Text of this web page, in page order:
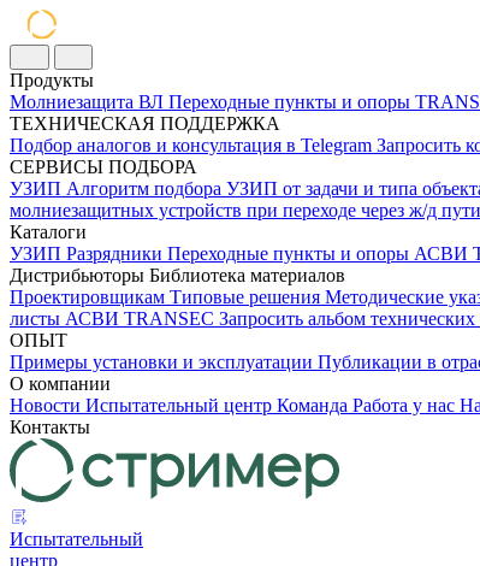
Продукты
Молниезащита ВЛ Переходные пункты и опоры
ТЕХНИЧЕСКАЯ ПОДДЕРЖКА
Подбор аналогов и консультация в Telegram Запросить
СЕРВИСЫ ПОДБОРА
УЗИП Алгоритм подбора УЗИП от задачи и типа
молниезащитных устройств при переходе через ж/д пути
Каталоги
УЗИП Разрядники Переходные пункты и опоры АСВИ
Дистрибьюторы Библиотека материалов
Проектировщикам Типовые решения Методические
листы АСВИ TRANSEC Запросить альбом
ОПЫТ
Примеры установки и эксплуатации Публикации в
О компании
Новости Испытательный центр Команда Работа у нас
Контакты
Испытательный
центр